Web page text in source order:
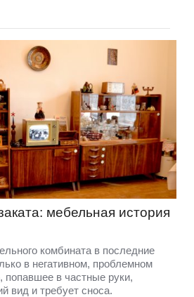
мебельная история
комбината в последние
в негативном, проблемном
попавшее в частные руки,
вид и требует сноса.